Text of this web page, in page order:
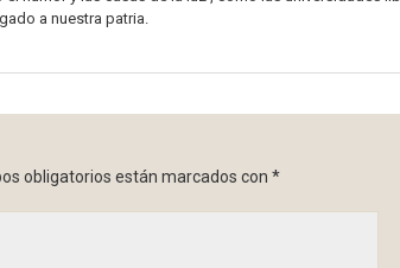
a nuestra patria.
obligatorios están marcados con*